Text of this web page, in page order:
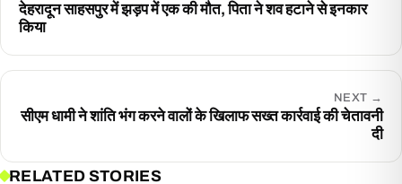
देहरादून साहसपुर में झड़प में एक की मौत, पिता ने शव हटाने से इनकार
किया
NEXT →
सीएम धामी ने शांति भंग करने वालों के खिलाफ सख्त कार्रवाई की चेतावनी
दी
RELATED STORIES